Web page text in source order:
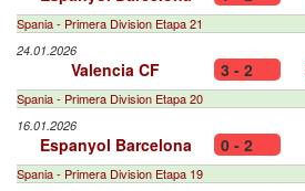
Spania - Primera Division Etapa 21
24.01.2026
Valencia CF 3 - 2
Spania - Primera Division Etapa 20
16.01.2026
Espanyol Barcelona 0 - 2
Spania - Primera Division Etapa 19